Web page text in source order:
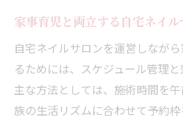
家事育児と両立する自宅ネイ
自宅ネイルサロンを運営しなが
るためには、スケジュール管理と
主な方法としては、施術時間を
族の生活リズムに合わせて予約